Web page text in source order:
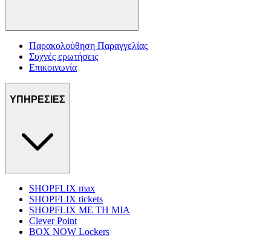
Παρακολούθηση Παραγγελίας
Συχνές ερωτήσεις
Επικοινωνία
ΥΠΗΡΕΣΙΕΣ
SHOPFLIX max
SHOPFLIX tickets
SHOPFLIX ΜΕ ΤΗ ΜΙΑ
Clever Point
BOX NOW Lockers